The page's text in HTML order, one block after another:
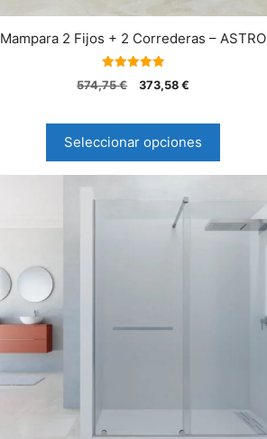
Mampara 2 Fijos + 2 Correderas – ASTRO
5.00
de 5
574,75€ 373,58€
Seleccionar opciones